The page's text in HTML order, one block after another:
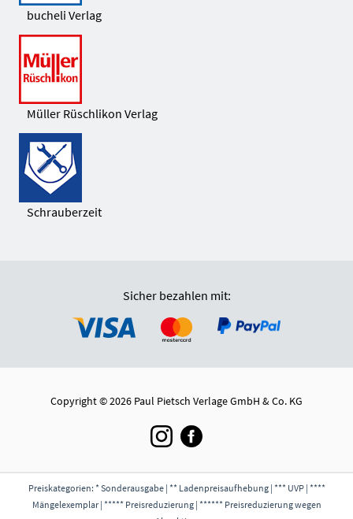
bucheli Verlag
Müller Rüschlikon Verlag
Schrauberzeit
Sicher bezahlen mit:
Copyright © 2026 Paul Pietsch Verlage GmbH & Co. KG
Preiskategorien: * Sonderausgabe | ** Ladenpreisaufhebung | *** UVP | ****
Mängelexemplar | ***** Preisreduzierung | ****** Preisreduzierung wegen